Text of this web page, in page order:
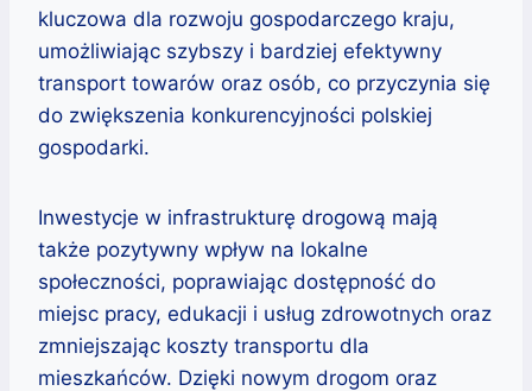
kluczowa dla rozwoju gospodarczego kraju,
umożliwiając szybszy i bardziej efektywny
transport towarów oraz osób, co przyczynia się
do zwiększenia konkurencyjności polskiej
gospodarki.
Inwestycje w infrastrukturę drogową mają
także pozytywny wpływ na lokalne
społeczności, poprawiając dostępność do
miejsc pracy, edukacji i usług zdrowotnych oraz
zmniejszając koszty transportu dla
mieszkańców. Dzięki nowym drogom oraz